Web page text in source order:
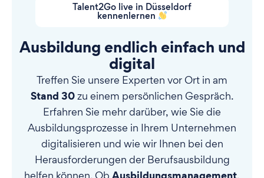
Talent2Go live in Düsseldorf
kennenlernen
Ausbildung endlich einfach und
digital
Treffen Sie unsere Experten vor Ort in am
Stand 30zu einem persönlichen Gespräch.
Erfahren Sie mehr darüber, wie Sie die
Ausbildungsprozesse in Ihrem Unternehmen
digitalisieren und wie wir Ihnen bei den
Herausforderungen der Berufsausbildung
helfen können. Ob
,